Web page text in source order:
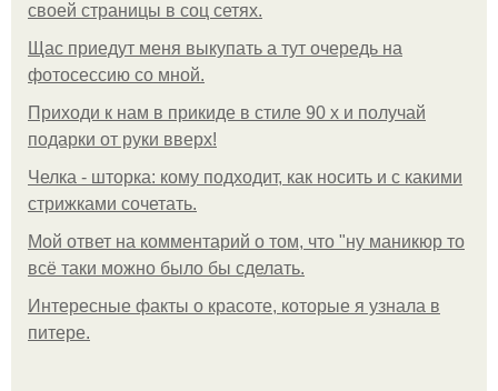
своей страницы в соц сетях.
Щас приедут меня выкупать а тут очередь на
фотосессию со мной.
Приходи к нам в прикиде в стиле 90 х и получай
подарки от руки вверх!
Челка - шторка: кому подходит, как носить и с какими
стрижками сочетать.
Мой ответ на комментарий о том, что "ну маникюр то
всё таки можно было бы сделать.
Интересные факты о красоте, которые я узнала в
питере.